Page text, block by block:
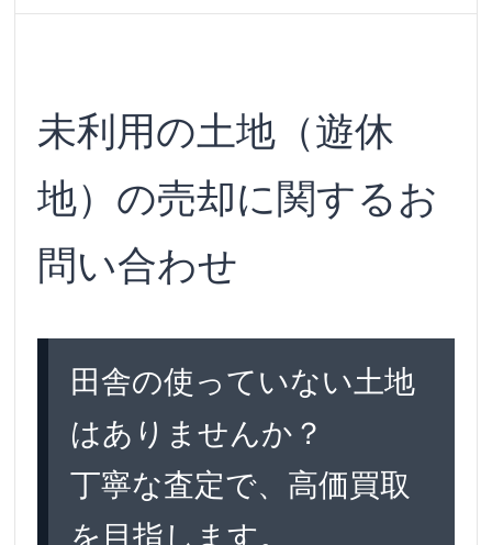
未利用の土地（遊休
地）の売却に関するお
問い合わせ
田舎の使っていない土地
はありませんか？
丁寧な査定で、高価買取
を目指します。